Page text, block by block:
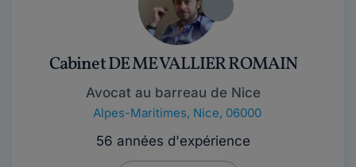
Cabinet DE ME VALLIER ROMAIN
Avocat au barreau de Nice
Alpes-Maritimes, Nice, 06000
56 années d'expérience